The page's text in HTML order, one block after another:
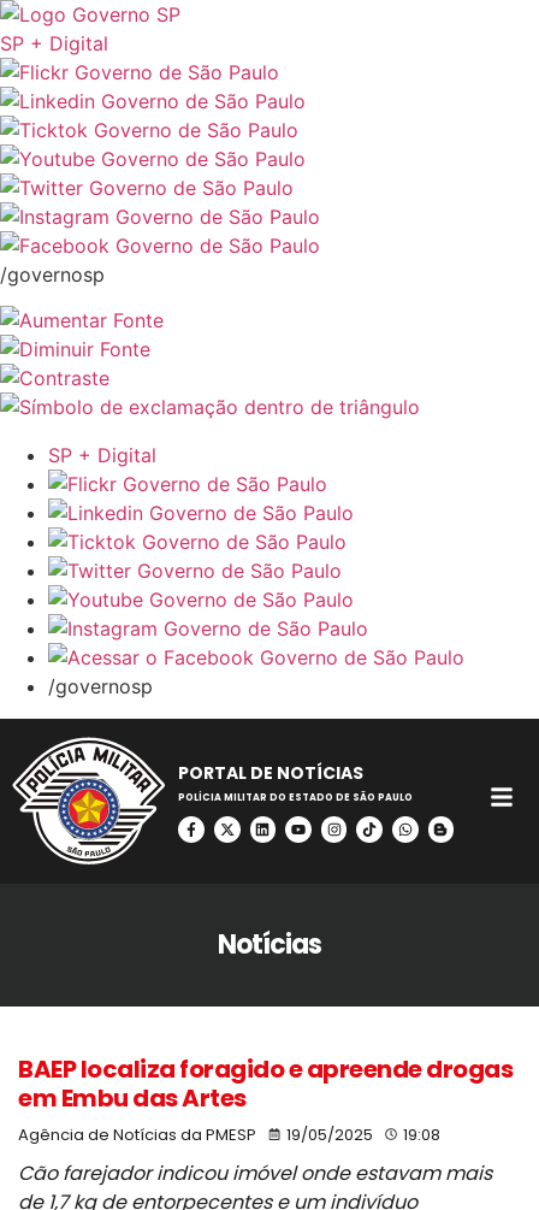
SP + Digital
/governosp
SP + Digital
/governosp
PORTAL DE NOTÍCIAS
POLÍCIA MILITAR DO ESTADO DE SÃO PAULO
Notícias
BAEP localiza foragido e apreende drogas
em Embu das Artes
Agência de Notícias da PMESP 19/05/2025 19:08
Cão farejador indicou imóvel onde estavam mais
de 1,7 kg de entorpecentes e um indivíduo